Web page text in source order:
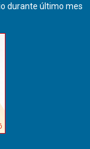
durante último mes